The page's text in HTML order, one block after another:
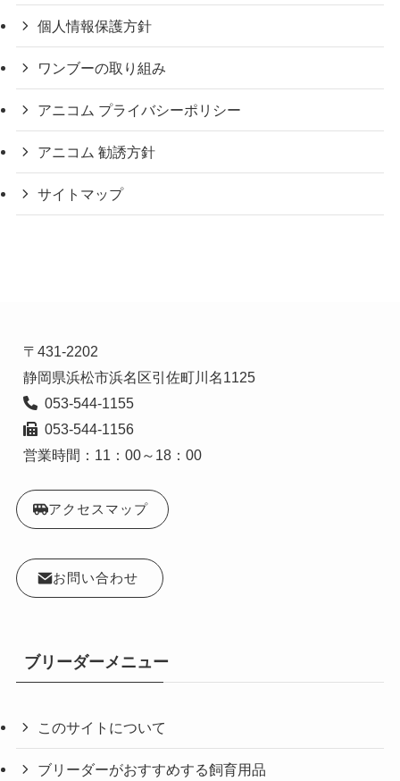
個人情報保護方針
ワンブーの取り組み
アニコム プライバシーポリシー
アニコム 勧誘方針
サイトマップ
〒431-2202
静岡県浜松市浜名区引佐町川名1125
  053-544-1155
  053-544-1156
営業時間：11：00～18：00
アクセスマップ
お問い合わせ
ブリーダーメニュー
このサイトについて
ブリーダーがおすすめする飼育用品